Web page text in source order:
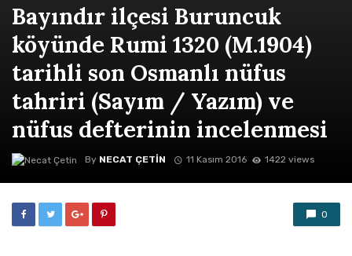
Bayındır ilçesi Buruncuk
köyünde Rumi 1320 (M.1904)
tarihli son Osmanlı nüfus
tahriri (Sayım / Yazım) ve
nüfus defterinin incelenmesi
By NECAT ÇETIN 11 Kasım 2016 1422 views
0